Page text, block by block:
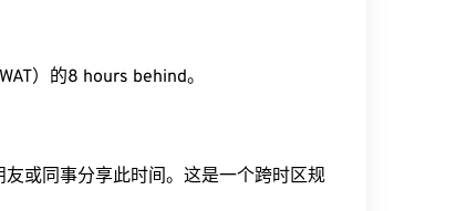
）的8 hours behind。
友或同事分享此时间。这是一个跨时区规